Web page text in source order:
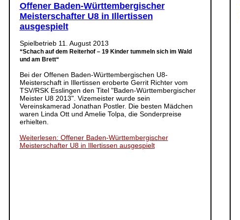
Offener Baden-Württembergischer
Meisterschafter U8 in Illertissen
ausgespielt
Spielbetrieb 11. August 2013
“Schach auf dem Reiterhof – 19 Kinder tummeln sich im Wald
und am Brett“
Bei der Offenen Baden-Württembergischen U8-
Meisterschaft in Illertissen eroberte Gerrit Richter vom
TSV/RSK Esslingen den Titel "Baden-Württembergischer
Meister U8 2013". Vizemeister wurde sein
Vereinskamerad Jonathan Postler. Die besten Mädchen
waren Linda Ott und Amelie Tolpa, die Sonderpreise
erhielten.
Weiterlesen: Offener Baden-Württembergischer
Meisterschafter U8 in Illertissen ausgespielt